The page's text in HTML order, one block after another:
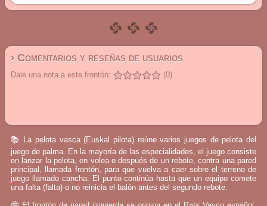
› Comentarios y reseñas de usuarios
Dale una nota a este frontón: (0)
📚 La pelota vasca (Euskal pilota) reúne varios juegos de pelota del
juego de palma. En la mayoría de las especialidades, el juego consiste
en lanzar la pelota, en volea o después de un rebote, contra una pared
principal, llamada frontón, para que vuelva a caer sobre el terreno de
juego llamado cancha. El punto continúa hasta que un equipo comete
una falta (falta) o no reinicia el balón antes del segundo rebote.